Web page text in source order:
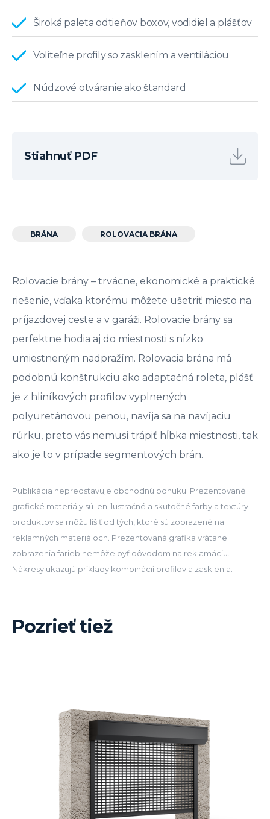
Široká paleta odtieňov boxov, vodidiel a plášťov
Voliteľne profily so zasklením a ventiláciou
Núdzové otváranie ako štandard
Stiahnuť PDF
BRÁNA ROLOVACIA BRÁNA
Rolovacie brány – trvácne, ekonomické a praktické
riešenie, vďaka ktorému môžete ušetriť miesto na
príjazdovej ceste a v garáži. Rolovacie brány sa
perfektne hodia aj do miestnosti s nízko
umiestneným nadpražím. Rolovacia brána má
podobnú konštrukciu ako adaptačná roleta, plášť
je z hliníkových profilov vyplnených
polyuretánovou penou, navíja sa na navíjaciu
rúrku, preto vás nemusí trápiť hĺbka miestnosti, tak
ako je to v prípade segmentových brán.
Publikácia nepredstavuje obchodnú ponuku. Prezentované
grafické materiály sú len ilustračné a skutočné farby a textúry
produktov sa môžu líšiť od tých, ktoré sú zobrazené na
reklamných materiáloch. Prezentovaná grafika vrátane
zobrazenia farieb nemôže byť dôvodom na reklamáciu.
Nákresy ukazujú príklady kombinácií profilov a zasklenia.
Pozrieť tiež